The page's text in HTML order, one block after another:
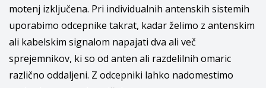
motenj izključena. Pri individualnih antenskih sistemih
uporabimo odcepnike takrat, kadar želimo z antenskim
ali kabelskim signalom napajati dva ali več
sprejemnikov, ki so od anten ali razdelilnih omaric
različno oddaljeni. Z odcepniki lahko nadomestimo